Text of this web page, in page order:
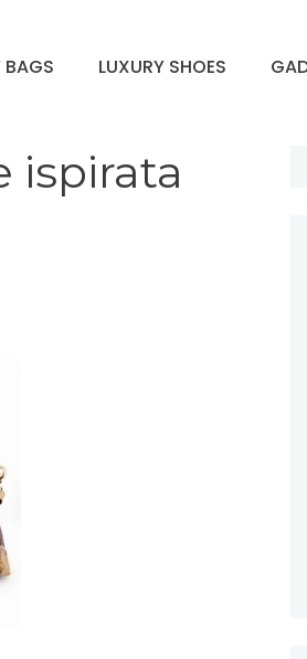
BAGS LUXURY SHOES
ispirata